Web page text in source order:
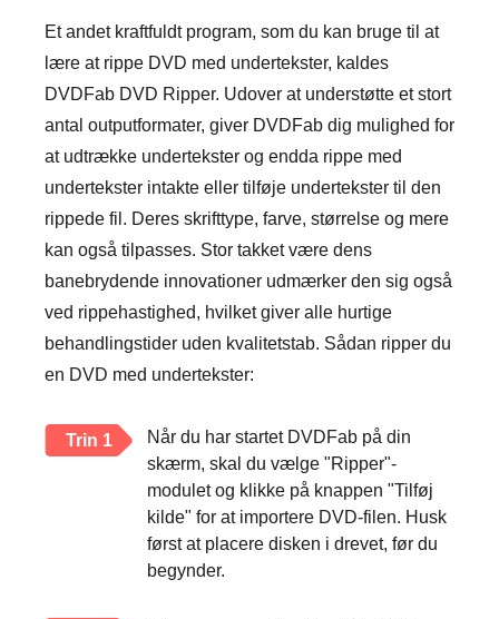
Et andet kraftfuldt program, som du kan bruge til at
lære at rippe DVD med undertekster, kaldes
DVDFab DVD Ripper. Udover at understøtte et stort
antal outputformater, giver DVDFab dig mulighed for
at udtrække undertekster og endda rippe med
undertekster intakte eller tilføje undertekster til den
rippede fil. Deres skrifttype, farve, størrelse og mere
kan også tilpasses. Stor takket være dens
banebrydende innovationer udmærker den sig også
ved rippehastighed, hvilket giver alle hurtige
behandlingstider uden kvalitetstab. Sådan ripper du
en DVD med undertekster:
Trin 1
Når du har startet DVDFab på din
skærm, skal du vælge "Ripper"-
modulet og klikke på knappen "Tilføj
kilde" for at importere DVD-filen. Husk
først at placere disken i drevet, før du
begynder.